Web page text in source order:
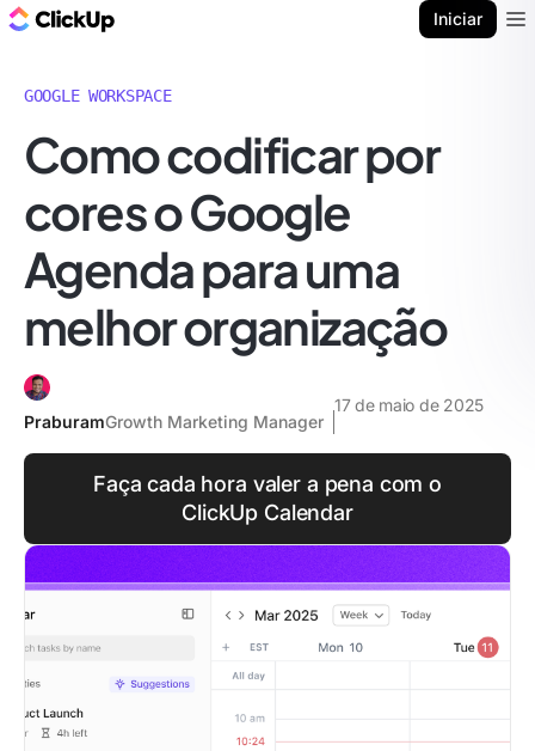
Iniciar
GOOGLE WORKSPACE
Como codificar por
cores o Google
Agenda para uma
melhor organização
PraburamGrowth Marketing Manager
17 de maio de 2025
Faça cada hora valer a pena com o
ClickUp Calendar